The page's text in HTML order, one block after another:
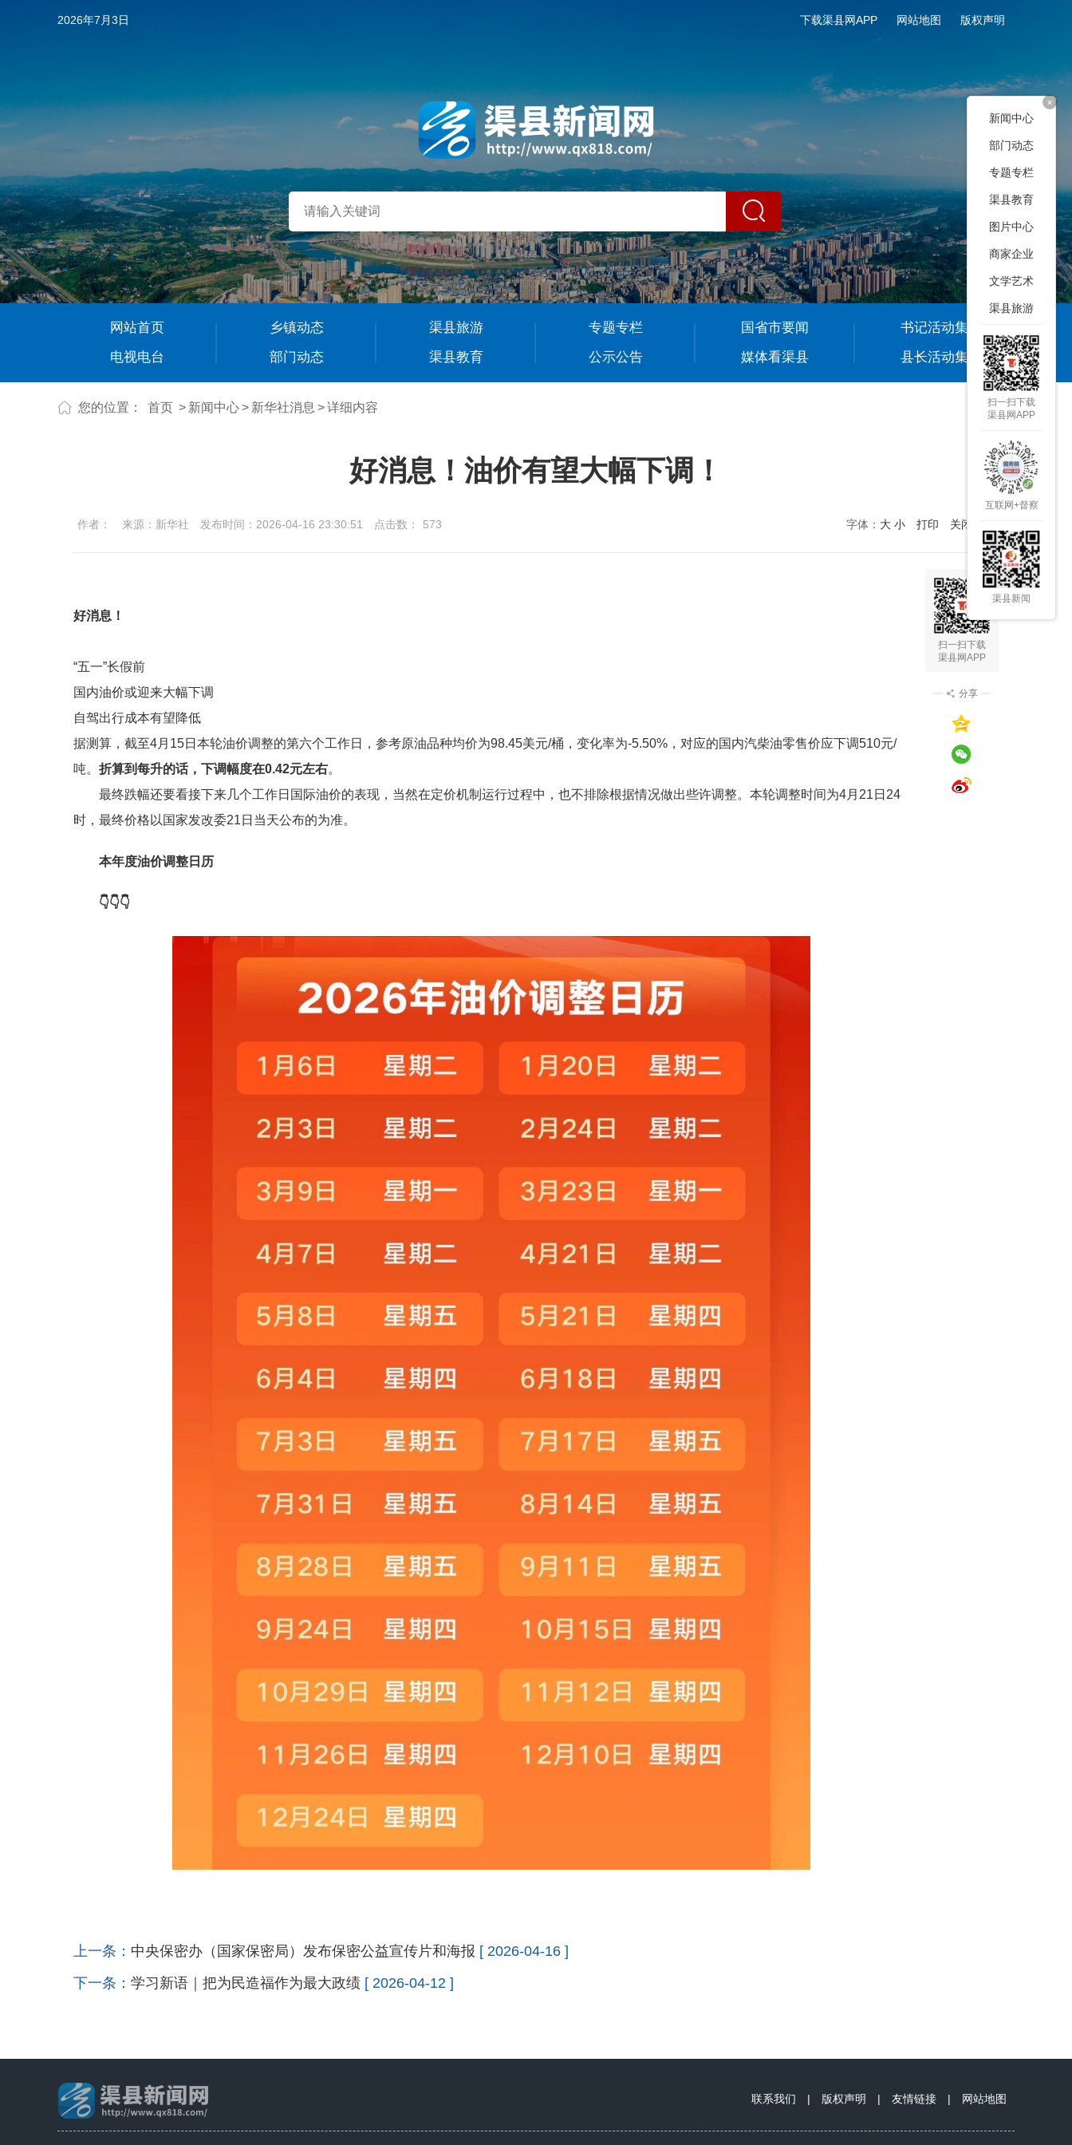
下载渠县网APP 网站地图 版权声明
2026年7月3日
网站首页 乡镇动态 渠县旅游 专题专栏 国省市要闻
书记活动集
电视电台
部门动态 渠县教育 公示公告 媒体看渠县 县长活动集
您的位置： 首页 > 新闻中心> 新华社消息 >详细内容
好消息！油价有望大幅下调！
字体： 大 小 打印 关闭本页
作者： 来源：新华社 发布时间：2026-04-16 23:30:51 点击数： 573
扫一扫下载
渠县网APP
分享
好消息！
“五一”长假前
国内油价或迎来大幅下调
自驾出行成本有望降低
据测算，截至4月15日本轮油价调整的第六个工作日，参考原油品种均价为98.45美元/桶，变化率为-5.50%，对应的国内汽柴油零售价应下调510元/
吨。 折算到每升的话，下调幅度在0.42元左右。
最终跌幅还要看接下来几个工作日国际油价的表现，当然在定价机制运行过程中，也不排除根据情况做出些许调整。本轮调整时间为4月21日24
时，最终价格以国家发改委21日当天公布的为准。
本年度油价调整日历
👇👇👇
上一条： 中央保密办（国家保密局）发布保密公益宣传片和海报 [ 2026-04-16 ]
下一条： 学习新语｜把为民造福作为最大政绩 [ 2026-04-12 ]
联系我们 | 版权声明 | 友情链接 | 网站地图
+
新闻中心
部门动态
专题专栏
渠县教育
图片中心
商家企业
文学艺术
渠县旅游
扫一扫下载
渠县网APP
互联网+督察
渠县新闻